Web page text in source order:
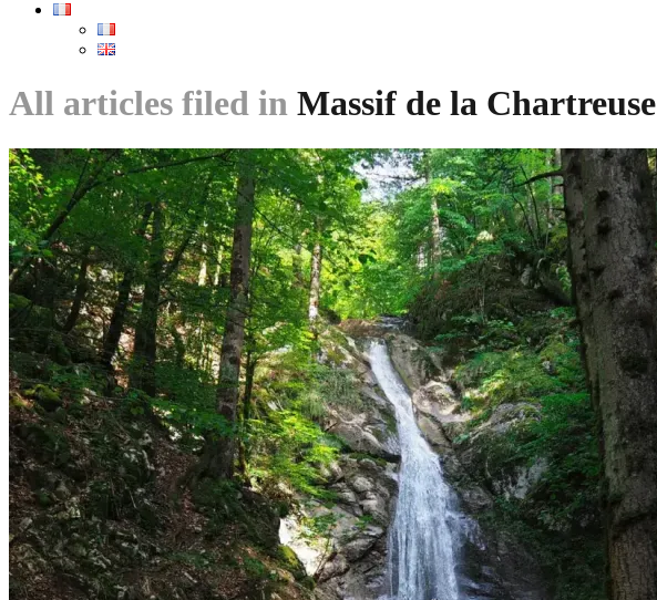
All articles filed in Massif de la Chartreuse